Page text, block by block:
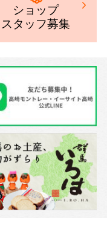
ショップ
スタッフ募集